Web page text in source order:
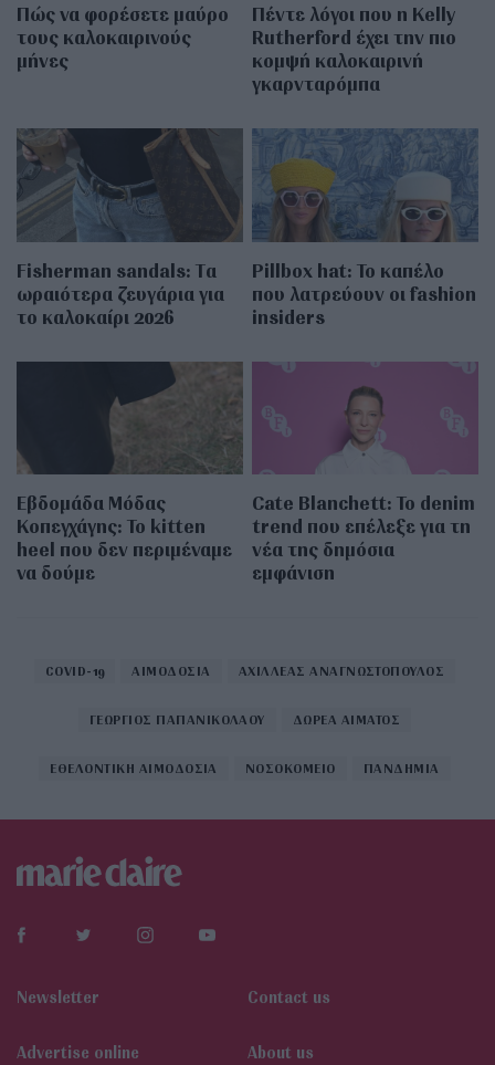
Πώς να φορέσετε μαύρο
τους καλοκαιρινούς
μήνες
Πέντε λόγοι που η Kelly
Rutherford έχει την πιο
κομψή καλοκαιρινή
γκαρνταρόμπα
Fisherman sandals: Tα
ωραιότερα ζευγάρια για
το καλοκαίρι 2026
Pillbox hat: Το καπέλο
που λατρεύουν οι fashion
insiders
Εβδομάδα Μόδας
Κοπεγχάγης: Το kitten
heel που δεν περιμέναμε
να δούμε
Cate Blanchett: Το denim
trend που επέλεξε για τη
νέα της δημόσια
εμφάνιση
COVID-19 ΑΙΜΟΔΟΣΙΑ ΑΧΙΛΛΕΑΣ ΑΝΑΓΝΩΣΤΟΠΟΥΛΟΣ
ΓΕΩΡΓΙΟΣ ΠΑΠΑΝΙΚΟΛΑΟΥ ΔΩΡΕΑ ΑΙΜΑΤΟΣ
ΕΘΕΛΟΝΤΙΚΗ ΑΙΜΟΔΟΣΙΑ ΝΟΣΟΚΟΜΕΙΟ ΠΑΝΔΗΜΙΑ
Newsletter Contact us
Αdvertise online About us